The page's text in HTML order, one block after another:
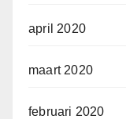
april 2020
maart 2020
februari 2020